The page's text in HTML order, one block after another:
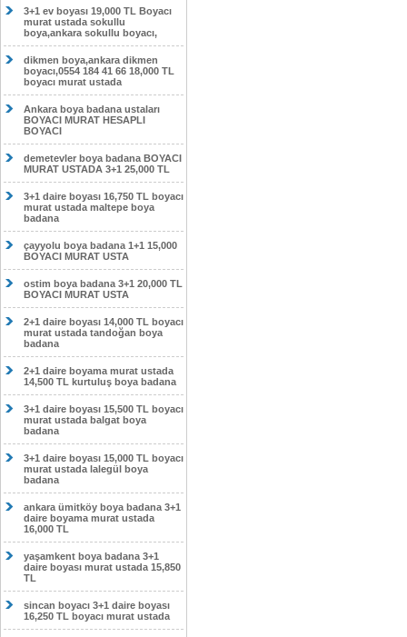
3+1 ev boyası 19,000 TL Boyacı
murat ustada sokullu
boya,ankara sokullu boyacı,
dikmen boya,ankara dikmen
boyacı,0554 184 41 66 18,000 TL
boyacı murat ustada
Ankara boya badana ustaları
BOYACI MURAT HESAPLI
BOYACI
demetevler boya badana BOYACI
MURAT USTADA 3+1 25,000 TL
3+1 daire boyası 16,750 TL boyacı
murat ustada maltepe boya
badana
çayyolu boya badana 1+1 15,000
BOYACI MURAT USTA
ostim boya badana 3+1 20,000 TL
BOYACI MURAT USTA
2+1 daire boyası 14,000 TL boyacı
murat ustada tandoğan boya
badana
2+1 daire boyama murat ustada
14,500 TL kurtuluş boya badana
3+1 daire boyası 15,500 TL boyacı
murat ustada balgat boya
badana
3+1 daire boyası 15,000 TL boyacı
murat ustada lalegül boya
badana
ankara ümitköy boya badana 3+1
daire boyama murat ustada
16,000 TL
yaşamkent boya badana 3+1
daire boyası murat ustada 15,850
TL
sincan boyacı 3+1 daire boyası
16,250 TL boyacı murat ustada